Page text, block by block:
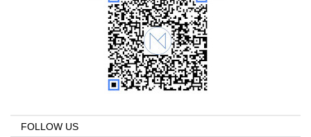
FOLLOW US